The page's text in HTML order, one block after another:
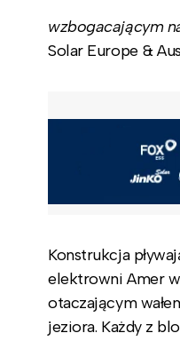
wzbogacającym
Solar Europe &
Konstrukcja
elektrowni Amer
otaczającym
jeziora. Każdy z